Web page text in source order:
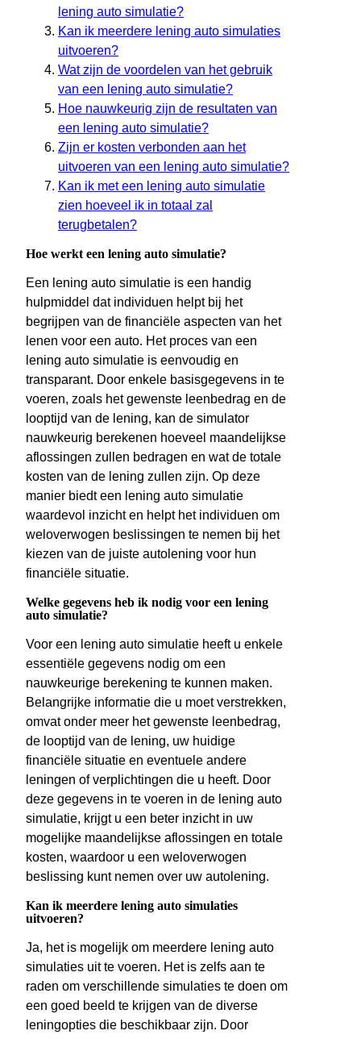
lening auto simulatie?
Kan ik meerdere lening auto simulaties
uitvoeren?
Wat zijn de voordelen van het gebruik
van een lening auto simulatie?
Hoe nauwkeurig zijn de resultaten van
een lening auto simulatie?
Zijn er kosten verbonden aan het
uitvoeren van een lening auto simulatie?
Kan ik met een lening auto simulatie
zien hoeveel ik in totaal zal
terugbetalen?
Hoe werkt een lening auto simulatie?
Een lening auto simulatie is een handig
hulpmiddel dat individuen helpt bij het
begrijpen van de financiële aspecten van het
lenen voor een auto. Het proces van een
lening auto simulatie is eenvoudig en
transparant. Door enkele basisgegevens in te
voeren, zoals het gewenste leenbedrag en de
looptijd van de lening, kan de simulator
nauwkeurig berekenen hoeveel maandelijkse
aflossingen zullen bedragen en wat de totale
kosten van de lening zullen zijn. Op deze
manier biedt een lening auto simulatie
waardevol inzicht en helpt het individuen om
weloverwogen beslissingen te nemen bij het
kiezen van de juiste autolening voor hun
financiële situatie.
Welke gegevens heb ik nodig voor een lening
auto simulatie?
Voor een lening auto simulatie heeft u enkele
essentiële gegevens nodig om een
nauwkeurige berekening te kunnen maken.
Belangrijke informatie die u moet verstrekken,
omvat onder meer het gewenste leenbedrag,
de looptijd van de lening, uw huidige
financiële situatie en eventuele andere
leningen of verplichtingen die u heeft. Door
deze gegevens in te voeren in de lening auto
simulatie, krijgt u een beter inzicht in uw
mogelijke maandelijkse aflossingen en totale
kosten, waardoor u een weloverwogen
beslissing kunt nemen over uw autolening.
Kan ik meerdere lening auto simulaties
uitvoeren?
Ja, het is mogelijk om meerdere lening auto
simulaties uit te voeren. Het is zelfs aan te
raden om verschillende simulaties te doen om
een goed beeld te krijgen van de diverse
leningopties die beschikbaar zijn. Door